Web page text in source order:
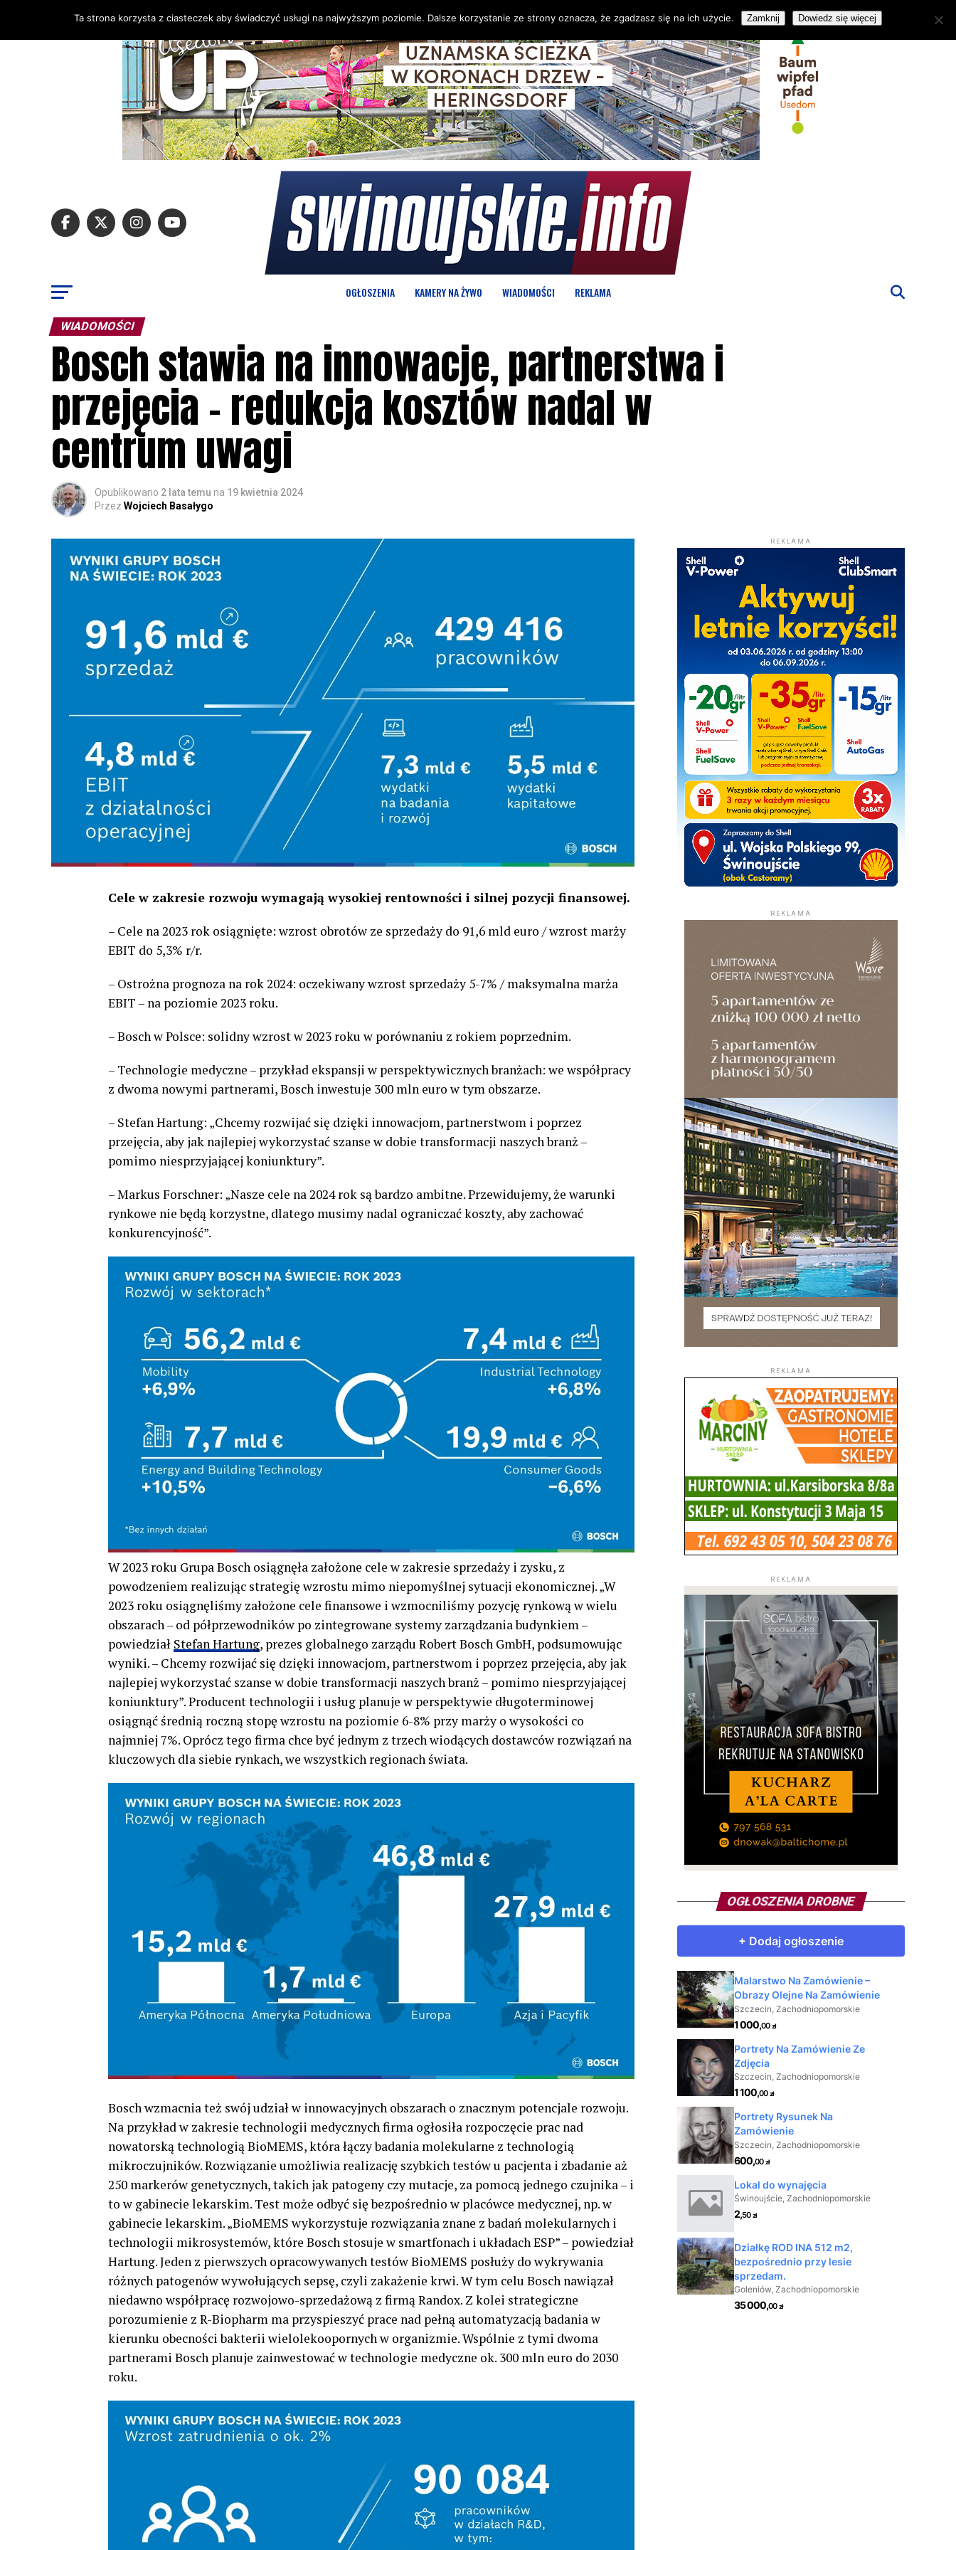
OGŁOSZENIA KAMERY NA ŻYWO WIADOMOŚCI REKLAMA
WIADOMOŚCI
Bosch stawia na innowacje, partnerstwa i
przejęcia – redukcja kosztów nadal w
centrum uwagi
Opublikowano 2 lata temu na 19 kwietnia 2024
Przez Wojciech Basałygo
Cele w zakresie rozwoju wymagają wysokiej rentowności i silnej pozycji finansowej.
– Cele na 2023 rok osiągnięte: wzrost obrotów ze sprzedaży do 91,6 mld euro / wzrost marży
EBIT do 5,3% r/r.
– Ostrożna prognoza na rok 2024: oczekiwany wzrost sprzedaży 5-7% / maksymalna marża
EBIT – na poziomie 2023 roku.
– Bosch w Polsce: solidny wzrost w 2023 roku w porównaniu z rokiem poprzednim.
– Technologie medyczne – przykład ekspansji w perspektywicznych branżach: we współpracy
z dwoma nowymi partnerami, Bosch inwestuje 300 mln euro w tym obszarze.
– Stefan Hartung: „Chcemy rozwijać się dzięki innowacjom, partnerstwom i poprzez
przejęcia, aby jak najlepiej wykorzystać szanse w dobie transformacji naszych branż –
pomimo niesprzyjającej koniunktury”.
– Markus Forschner: „Nasze cele na 2024 rok są bardzo ambitne. Przewidujemy, że warunki
rynkowe nie będą korzystne, dlatego musimy nadal ograniczać koszty, aby zachować
konkurencyjność”.
W 2023 roku Grupa Bosch osiągnęła założone cele w zakresie sprzedaży i zysku, z
powodzeniem realizując strategię wzrostu mimo niepomyślnej sytuacji ekonomicznej. „W
2023 roku osiągnęliśmy założone cele finansowe i wzmocniliśmy pozycję rynkową w wielu
obszarach – od półprzewodników po zintegrowane systemy zarządzania budynkiem –
powiedział Stefan Hartung, prezes globalnego zarządu Robert Bosch GmbH, podsumowując
wyniki. – Chcemy rozwijać się dzięki innowacjom, partnerstwom i poprzez przejęcia, aby jak
najlepiej wykorzystać szanse w dobie transformacji naszych branż – pomimo niesprzyjającej
koniunktury”. Producent technologii i usług planuje w perspektywie długoterminowej
osiągnąć średnią roczną stopę wzrostu na poziomie 6-8% przy marży o wysokości co
najmniej 7%. Oprócz tego firma chce być jednym z trzech wiodących dostawców rozwiązań na
kluczowych dla siebie rynkach, we wszystkich regionach świata.
Bosch wzmacnia też swój udział w innowacyjnych obszarach o znacznym potencjale rozwoju.
Na przykład w zakresie technologii medycznych firma ogłosiła rozpoczęcie prac nad
nowatorską technologią BioMEMS, która łączy badania molekularne z technologią
mikroczujników. Rozwiązanie umożliwia realizację szybkich testów u pacjenta i zbadanie aż
250 markerów genetycznych, takich jak patogeny czy mutacje, za pomocą jednego czujnika – i
to w gabinecie lekarskim. Test może odbyć się bezpośrednio w placówce medycznej, np. w
gabinecie lekarskim. „BioMEMS wykorzystuje rozwiązania znane z badań molekularnych i
technologii mikrosystemów, które Bosch stosuje w smartfonach i układach ESP” – powiedział
Hartung. Jeden z pierwszych opracowywanych testów BioMEMS posłuży do wykrywania
różnych patogenów wywołujących sepsę, czyli zakażenie krwi. W tym celu Bosch nawiązał
niedawno współpracę rozwojowo-sprzedażową z firmą Randox. Z kolei strategiczne
porozumienie z R-Biopharm ma przyspieszyć prace nad pełną automatyzacją badania w
kierunku obecności bakterii wielolekoopornych w organizmie. Wspólnie z tymi dwoma
partnerami Bosch planuje zainwestować w technologie medyczne ok. 300 mln euro do 2030
roku.
REKLAMA
REKLAMA
REKLAMA
REKLAMA
OGŁOSZENIA DROBNE
Ta strona korzysta z ciasteczek aby świadczyć usługi na najwyższym poziomie. Dalsze korzystanie ze strony oznacza, że zgadzasz się na ich użycie. Zamknij Dowiedz się więcej